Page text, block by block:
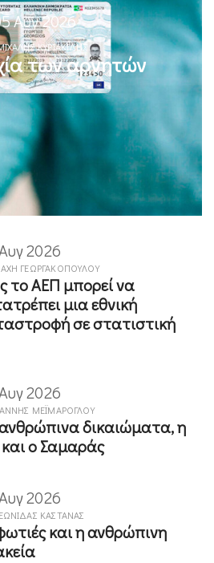
Αυγ 2026
ΚΥΡΙΑΚΊΔΗΣ
των αρνητών
2026
ΓΕΩΡΓΑΚΟΠΟΎΛΟΥ
το ΑΕΠ μπορεί να
μια εθνική
σε στατιστική
2026
ΜΕΪΜΆΡΟΓΛΟΥ
δικαιώματα, η
ο Σαμαράς
2026
ΚΑΣΤΑΝΆΣ
και η ανθρώπινη